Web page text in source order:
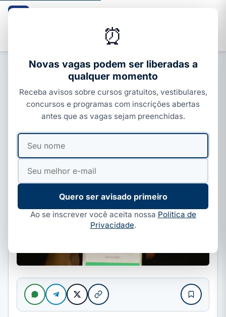
ENEM, SISU E PROUNI
FIES 2026/2 abre inscrições nesta
terça; veja como se inscrever
⏰
Novas vagas podem ser liberadas a
qualquer momento
Receba avisos sobre cursos gratuitos, vestibulares,
concursos e programas com inscrições abertas
antes que as vagas sejam preenchidas.
Seu
nome
Seu
mail
Quero ser avisado primeiro
Ao se inscrever você aceita nossa Política de
Privacidade.